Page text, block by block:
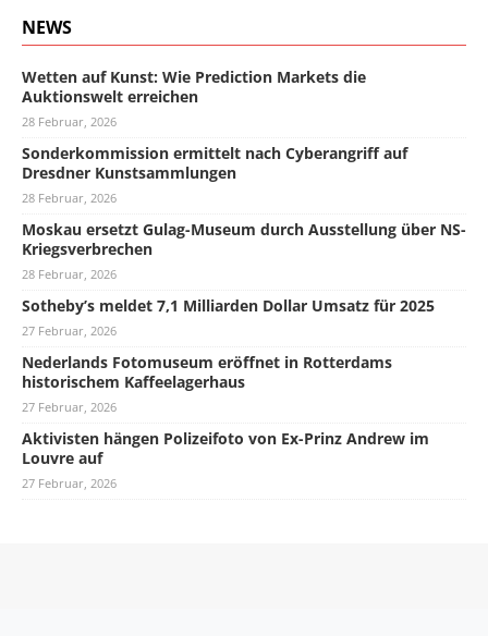
NEWS
Wetten auf Kunst: Wie Prediction Markets die
Auktionswelt erreichen
28 Februar, 2026
Sonderkommission ermittelt nach Cyberangriff auf
Dresdner Kunstsammlungen
28 Februar, 2026
Moskau ersetzt Gulag-Museum durch Ausstellung über NS-
Kriegsverbrechen
28 Februar, 2026
Sotheby’s meldet 7,1 Milliarden Dollar Umsatz für 2025
27 Februar, 2026
Nederlands Fotomuseum eröffnet in Rotterdams
historischem Kaffeelagerhaus
27 Februar, 2026
Aktivisten hängen Polizeifoto von Ex-Prinz Andrew im
Louvre auf
27 Februar, 2026